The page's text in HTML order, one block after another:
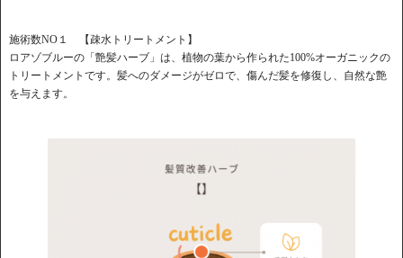
施術数NO１ 【疎水トリートメント】
​ロアゾブルーの「艶髪ハーブ」は、植物の葉から作られた100%オーガニックの
トリートメントです。​髪へのダメージがゼロで、傷んだ髪を修復し、自然な艶
を与えます。 ​